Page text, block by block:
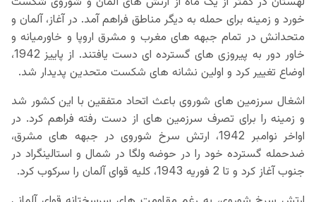
خورد و زمینه برای حمله به دیگر مناطق فراهم آمد. در آغاز، آلمان و
متحدانش در تمام جبهه های مغرب و مشرق اروپا و خاورمیانه و
خاور دور به پیروزی های گسترده ای دست یافتند. از پاییز 1942،
اوضاع تغییر کرد و اولین نشانه های شکست متحدین پدیدار شد.
اشغال سرزمین های شوروی باعث اتحاد متفقین با این کشور شد
و زمینه را برای تصرف سرزمین های از دست رفته فراهم کرد. در
اواخر نوامبر 1942، ارتش سرخ شوروی در جبهه های مشرق،
ضدحمله گسترده خود را در حوضه ولگا در شمال و استالینگراد در
جنوب آغاز کرد و تا 2 فوریه 1943، کلیه قوای آلمان را سرکوب کرد.